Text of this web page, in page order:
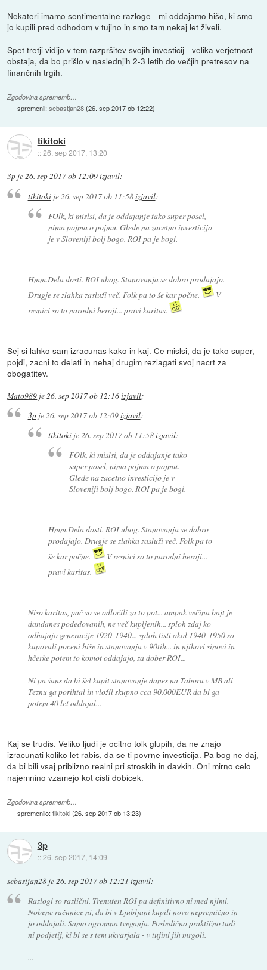
Nekateri imamo sentimentalne razloge - mi oddajamo hišo, ki smo
jo kupili pred odhodom v tujino in smo tam nekaj let živeli.
Spet tretji vidijo v tem razpršitev svojih investicij - velika verjetnost
obstaja, da bo prišlo v naslednjih 2-3 letih do večjih pretresov na
finančnih trgih.
Zgodovina sprememb…
spremenil:sebastjan28(26. sep 2017 ob 12:22)
tikitoki
::26. sep 2017, 13:20
3p je26. sep 2017 ob 12:09izjavil:
tikitokije26. sep 2017 ob 11:58izjavil:
FOlk, ki mislsi, da je oddajanje tako super posel,
nima pojma o pojmu. Glede na zacetno investicijo
je v Sloveniji bolj bogo. ROI pa je bogi.
Hmm.Dela dosti. ROI ubog. Stanovanja se dobro prodajajo.
Drugje se zlahka zasluži več. Folk pa to še kar počne.
V
resnici so to narodni heroji... pravi karitas.
Sej si lahko sam izracunas kako in kaj. Ce mislsi, da je tako super,
pojdi, zacni to delati in nehaj drugim rezlagati svoj nacrt za
obogatitev.
Mato989 je 26. sep 2017 ob 12:16izjavil:
3pje26. sep 2017 ob 12:09izjavil:
tikitoki je 26. sep 2017 ob 11:58izjavil:
FOlk, ki mislsi, da je oddajanje tako
super posel, nima pojma o pojmu.
Glede na zacetno investicijo je v
Sloveniji bolj bogo. ROI pa je bogi.
Hmm.Dela dosti. ROI ubog. Stanovanja se dobro
prodajajo. Drugje se zlahka zasluži več. Folk pa to
še kar počne.
V resnici so to narodni heroji...
pravi karitas.
Niso karitas, pač so se odločili za to pot... ampak večina bajt je
dandanes podedovanih, ne več kupljenih... sploh zdaj ko
odhajajo generacije 1920-1940... sploh tisti okol 1940-1950 so
kupovali poceni hiše in stanovanja v 90tih... in njihovi sinovi in
hčerke potem to komot oddajajo, za dober ROI...
Ni pa šans da bi šel kupit stanovanje danes na Taboru v MB ali
Teznu ga porihtal in vložil skupno cca 90.000EUR da bi ga
potem 40 let oddajal...
Kaj se trudis. Veliko ljudi je ocitno tolk glupih, da ne znajo
izracunati koliko let rabis, da se ti povrne investicija. Pa bog ne daj,
da bi bili vsaj priblizno realni pri stroskih in davkih. Oni mirno celo
najemnino vzamejo kot cisti dobicek.
Zgodovina sprememb…
spremenilo:tikitoki(26. sep 2017 ob 13:23)
3p
::26. sep 2017, 14:09
sebastjan28 je26. sep 2017 ob 12:21 izjavil:
Razlogi so različni. Trenuten ROI pa definitivno ni med njimi.
Nobene računice ni, da bi v Ljubljani kupili novo nepremično in
jo oddajali. Samo ogromna tveganja. Posledično praktično tudi
ni podjetij, ki bi se s tem ukvarjala - v tujini jih mrgoli.
...